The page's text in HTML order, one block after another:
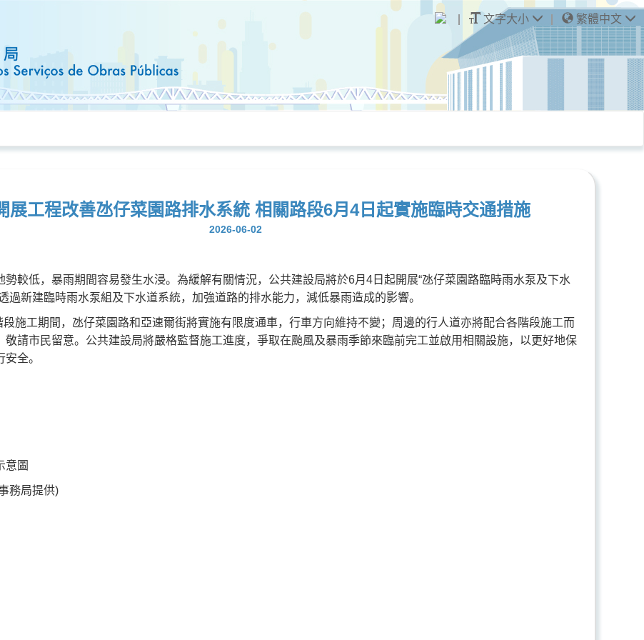
文字大小 繁體中文
展工程改善氹仔菜園路排水系統 相關路段6月4日起實施臨時交通措施
2026-06-02
勢較低，暴雨期間容易發生水浸。為緩解有關情況，公共建設局將於6月4日起開展“氹仔菜園路臨時雨水泵及下水
過新建臨時雨水泵組及下水道系統，加強道路的排水能力，減低暴雨造成的影響。
施工期間，氹仔菜園路和亞速爾街將實施有限度通車，行車方向維持不變；周邊的行人道亦將配合各階段施工而
敬請市民留意。公共建設局將嚴格監督施工進度，爭取在颱風及暴雨季節來臨前完工並啟用相關設施，以更好地保
全。
意圖
務局提供)